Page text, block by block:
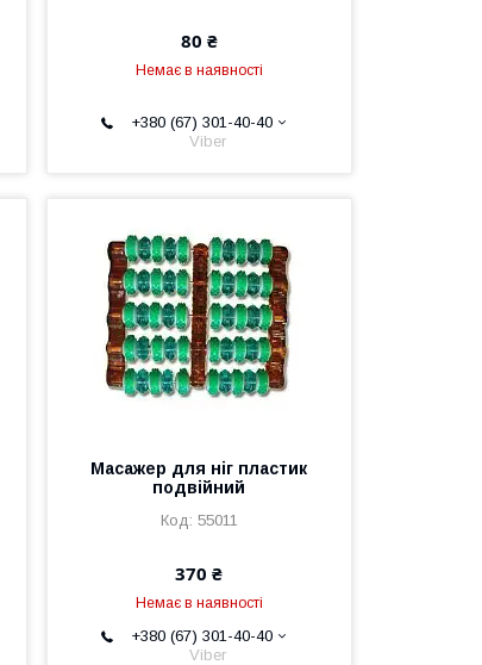
80 ₴
Немає в наявності
+380 (67) 301-40-40
Viber
Масажер для ніг пластик
подвійний
55011
370 ₴
Немає в наявності
+380 (67) 301-40-40
Viber